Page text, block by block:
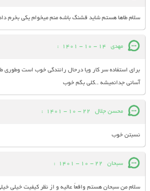
سلام طاها هستم شاید قشنگ باشه منم میخوام یکی بخرم
مهدی 14 - 10 - 1401
:
برای استفاده سر کار ویا درحال رانندگی خوب است
آسانی جدانمیشه ..کلی بگم خوب
محسن جلال 22 - 10 - 1401
:
نسبتن خوب
سبحان 22 - 10 - 1401
:
سلام من سبحان هستم واقعاً عالیه و از نظر کیفیت خیلی